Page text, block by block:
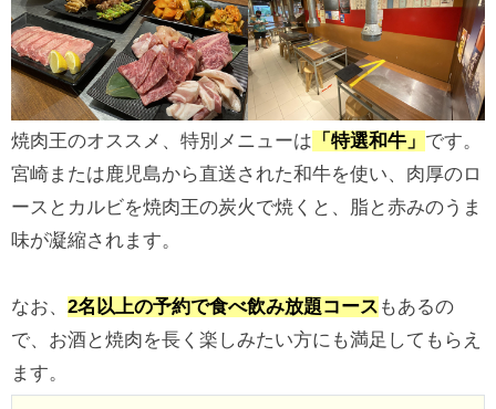
焼肉王のオススメ、特別メニューは 「特選和牛」 です。
宮崎または鹿児島から直送された和牛を使い、肉厚のロ
ースとカルビを焼肉王の炭火で焼くと、脂と赤みのうま
味が凝縮されます。
なお、 2名以上の予約で食べ飲み放題コース もあるの
で、お酒と焼肉を長く楽しみたい方にも満足してもらえ
ます。